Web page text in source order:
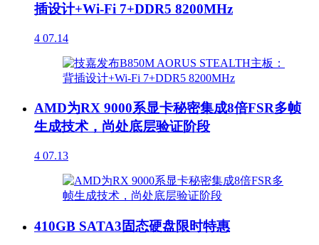
插设计+Wi-Fi 7+DDR5 8200MHz
4 07.14
AMD为RX 9000系显卡秘密集成8倍FSR多帧
生成技术，尚处底层验证阶段
4 07.13
410GB SATA3固态硬盘限时特惠